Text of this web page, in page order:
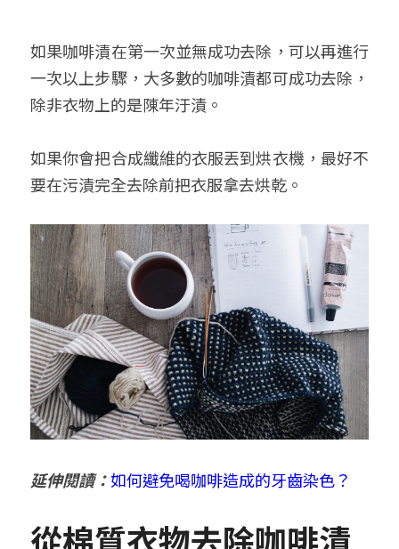
如果咖啡漬在第一次並無成功去除，可以再進行
一次以上步驟，大多數的咖啡漬都可成功去除，
除非衣物上的是陳年汙漬。
如果你會把合成纖維的衣服丟到烘衣機，最好不
要在污漬完全去除前把衣服拿去烘乾。
延伸閱讀：如何避免喝咖啡造成的牙齒染色？
從棉質衣物去除咖啡漬